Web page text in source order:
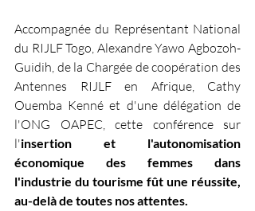
Accompagnée du Représentant National
du RIJLF Togo, Alexandre Yawo Agbozoh-
Guidih, de la Chargée de coopération des
Antennes RIJLF en Afrique, Cathy
Ouemba Kenné et d'une délégation de
l'ONG OAPEC, cette conférence sur
l'insertion et l'autonomisation
économique des femmes dans
l'industrie du tourisme fût une réussite,
au-delà de toutes nos attentes.